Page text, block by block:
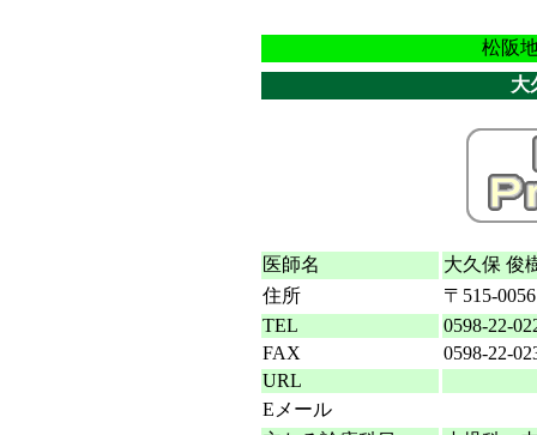
松阪
大
医師名
大久保 俊
住所
〒515-
TEL
0598-22-
FAX
0598-22-
URL
Eメール